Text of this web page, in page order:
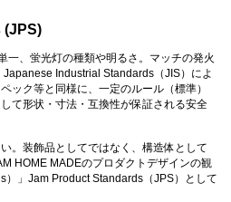
(JPS)
一、蛍光灯の種類や明るさ。マッチの発火
Industrial Standards（JIS）によ
ック等と同様に、一定のルール（標準）
て形状・寸法・互換性が保証される安全
。装飾品としてではなく、構造体として
HOME MADEのプロダクトデザインの観
）」Jam Product Standards（JPS）として